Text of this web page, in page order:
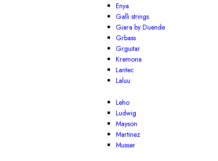
Enya
Galli strings
Giara by Duende
Grbass
Grguitar
Kremona
Lantec
Laluu
Leho
Ludwig
Mayson
Martinez
Musser